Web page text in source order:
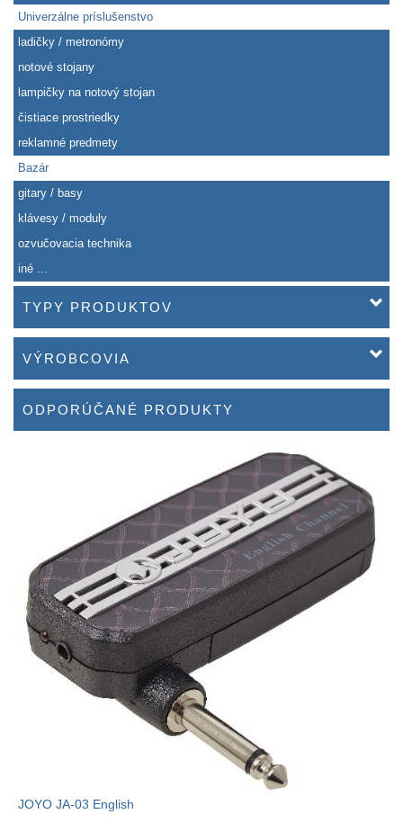
Univerzálne príslušenstvo
ladičky / metronómy
notové stojany
lampičky na notový stojan
čistiace prostriedky
reklamné predmety
Bazár
gitary / basy
klávesy / moduly
ozvučovacia technika
iné ...
TYPY PRODUKTOV
VÝROBCOVIA
ODPORÚČANÉ PRODUKTY
JOYO JA-03 English